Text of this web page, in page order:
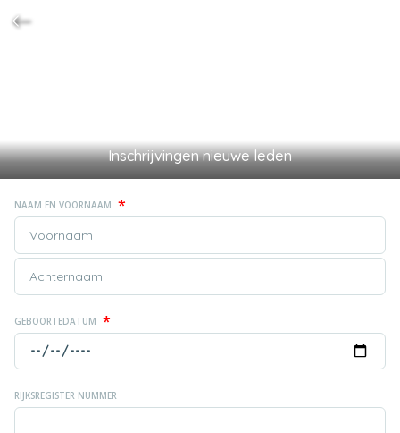
Inschrijvingen nieuwe leden
NAAM EN VOORNAAM *
GEBOORTEDATUM *
RIJKSREGISTER NUMMER